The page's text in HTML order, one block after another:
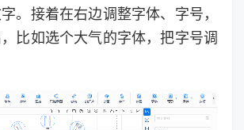
。接着在右边调整字体、字号，
比如选个大气的字体，把字号调